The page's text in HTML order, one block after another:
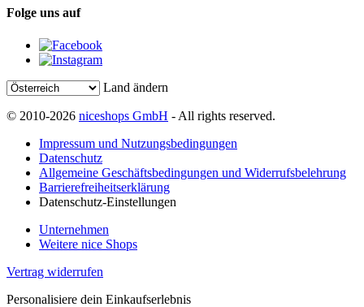
Folge uns auf
Land ändern
© 2010-2026 niceshops GmbH - All rights reserved.
Impressum und Nutzungsbedingungen
Datenschutz
Allgemeine Geschäftsbedingungen und Widerrufsbelehrung
Barrierefreiheitserklärung
Datenschutz-Einstellungen
Unternehmen
Weitere nice Shops
Vertrag widerrufen
Personalisiere dein Einkaufserlebnis